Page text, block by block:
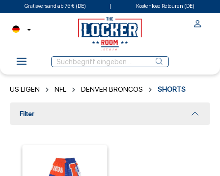
Gratisversand ab 75 € (DE) Kostenlose Retouren (DE)
US LIGEN NFL DENVER BRONCOS SHORTS
Filter